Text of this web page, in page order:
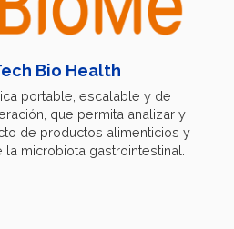
Bio Health
portable, escalable y de
que permita analizar y
de productos alimenticios y
microbiota gastrointestinal.